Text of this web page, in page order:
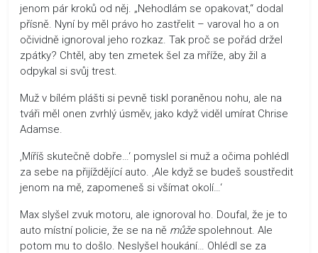
jenom pár kroků od něj. „Nehodlám se opakovat,“ dodal
přísně. Nyní by měl právo ho zastřelit – varoval ho a on
očividně ignoroval jeho rozkaz. Tak proč se pořád držel
zpátky? Chtěl, aby ten zmetek šel za mříže, aby žil a
odpykal si svůj trest.
Muž v bílém plášti si pevně tiskl poraněnou nohu, ale na
tváři měl onen zvrhlý úsměv, jako když viděl umírat Chrise
Adamse.
‚Míříš skutečně dobře…‘ pomyslel si muž a očima pohlédl
za sebe na přijíždějící auto. ‚Ale když se budeš soustředit
jenom na mě, zapomeneš si všímat okolí…‘
Max slyšel zvuk motoru, ale ignoroval ho. Doufal, že je to
auto místní policie, že se na ně můžespolehnout. Ale
potom mu to došlo. Neslyšel houkání… Ohlédl se za